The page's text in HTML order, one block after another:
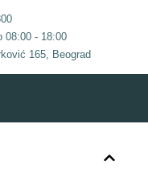
08:00 - 18:00
165, Beograd